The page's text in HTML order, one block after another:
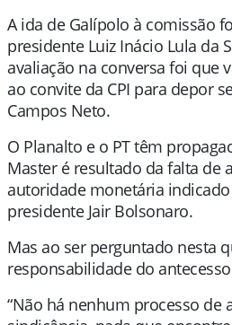
A ida de Galípolo à comissão
presidente Luiz Inácio Lula da
avaliação na conversa foi que
ao convite da CPI para depor
Campos Neto.
O Planalto e o PT têm
Master é resultado da falta de
autoridade monetária
presidente Jair Bolsonaro.
Mas ao ser perguntado nesta
responsabilidade do
“Não há nenhum processo de